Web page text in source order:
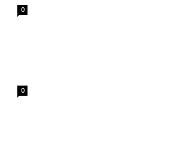
0
0